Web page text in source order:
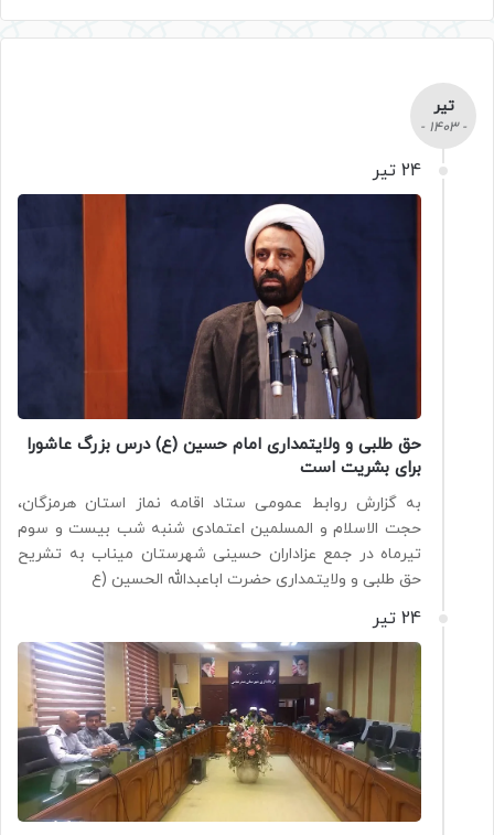
تیر
- 1403 -
24 تیر
حق طلبی و ولایتمداری امام حسین (ع) درس بزرگ عاشورا
برای بشریت است
به گزارش روابط عمومی ستاد اقامه نماز استان هرمزگان،
حجت الاسلام و المسلمین اعتمادی شنبه شب بیست و سوم
تیرماه در جمع عزاداران حسینی شهرستان میناب به تشریح
حق طلبی و ولایتمداری حضرت اباعبدالله الحسین (ع
24 تیر